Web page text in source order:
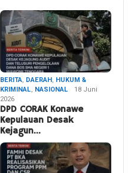
BERITA, DAERAH, HUKUM &
KRIMINAL, NASIONAL
18 Juni
2026
DPD CORAK Konawe
Kepulauan Desak
Kejagun…